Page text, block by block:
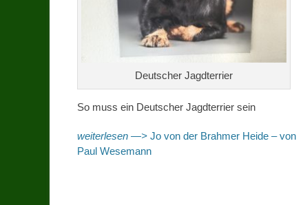
Deutscher Jagdterrier
So muss ein Deutscher Jagdterrier sein
weiterlesen —> Jo von der Brahmer Heide – von
Paul Wesemann